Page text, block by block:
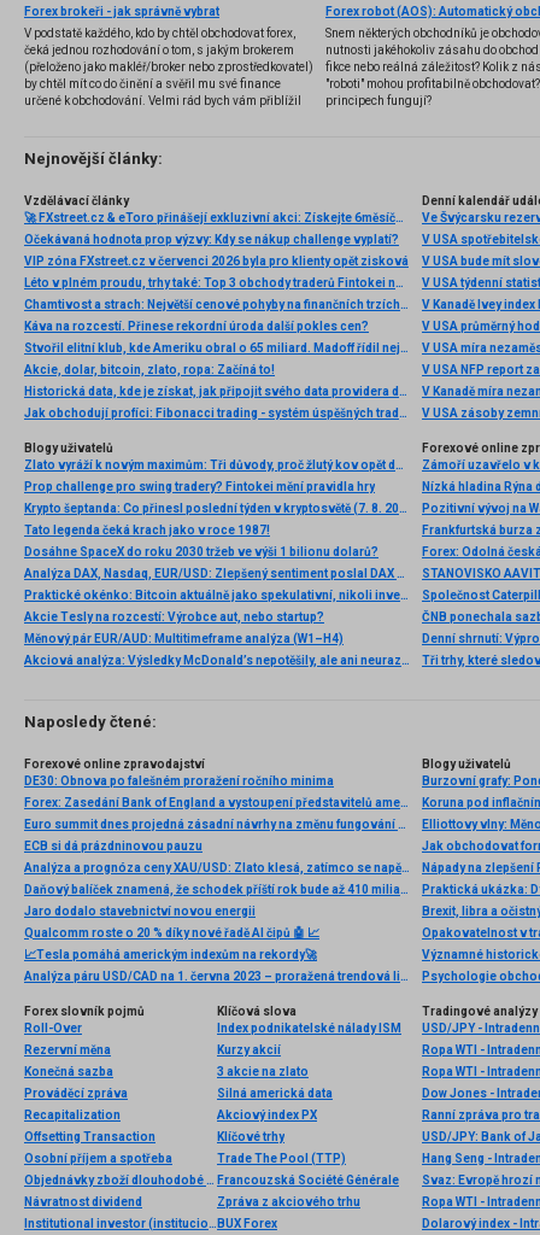
Forex brokeři - jak správně vybrat
V podstatě každého, kdo by chtěl obchodovat forex,
čeká jednou rozhodování o tom, s jakým brokerem
(přeloženo jako makléř/broker nebo zprostředkovatel)
by chtěl mít co do činění a svěřil mu své finance
určené k obchodování. Velmi rád bych vám přiblížil
několik příkladů nejznámějších z nich.
Snem některých obchodníků je
nutnosti jakéhokoliv zásahu do
fikce nebo reálná záležitost? Kolik z
"roboti" mohou profitabilně
principech fungují?
Nejnovější články:
Vzdělávací články
🚀 FXstreet.cz & eToro přinášejí exkluzivní akci: Získejte 6měsíční členství ve VIP zóně ZDARMA
Očekávaná hodnota prop výzvy: Kdy se nákup challenge vyplatí?
VIP zóna FXstreet.cz v červenci 2026 byla pro klienty opět zisková
Léto v plném proudu, trhy také: Top 3 obchody traderů Fintokei na indexech a zlatě
Chamtivost a strach: Největší cenové pohyby na finančních trzích (červenec 2026)
Káva na rozcestí. Přinese rekordní úroda další pokles cen?
Stvořil elitní klub, kde Ameriku obral o 65 miliard. Madoff řídil největší Ponzi dějin
Akcie, dolar, bitcoin, zlato, ropa: Začíná to!
Historická data, kde je získat, jak připojit svého data providera do MultiCharts a proč je budeme potřebovat? (4. díl)
Jak obchodují profíci: Fibonacci trading - systém úspěšných traderů
Denní kalendář
Ve Švýcarsku
V USA
V USA bude mít
V USA týdenní
V Kanadě Ivey index
V USA průměrný
V USA míra
V USA NFP report
V Kanadě míra
V USA zásoby
Blogy uživatelů
Zlato vyráží k novým maximům: Tři důvody, proč žlutý kov opět dominuje
Prop challenge pro swing tradery? Fintokei mění pravidla hry
Krypto šeptanda: Co přinesl poslední týden v kryptosvětě (7. 8. 2026)
Tato legenda čeká krach jako v roce 1987!
Dosáhne SpaceX do roku 2030 tržeb ve výši 1 bilionu dolarů?
Analýza DAX, Nasdaq, EUR/USD: Zlepšený sentiment poslal DAX na nová maxima
Praktické okénko: Bitcoin aktuálně jako spekulativní, nikoli investiční aktivum
Akcie Tesly na rozcestí: Výrobce aut, nebo startup?
Měnový pár EUR/AUD: Multitimeframe analýza (W1–H4)
Akciová analýza: Výsledky McDonald’s nepotěšily, ale ani neurazily. Jakou vizi společnost prezentovala?
Forexové online
Nízká hladina
Pozitivní vývoj na
Frankfurtská burza
Denní shrnutí:
Tři trhy, které
Naposledy čtené:
Forexové online zpravodajství
DE30: Obnova po falešném proražení ročního minima
Forex: Zasedání Bank of England a vystoupení představitelů amerického Fedu
Euro summit dnes projedná zásadní návrhy na změnu fungování měnové unie
ECB si dá prázdninovou pauzu
Analýza a prognóza ceny XAU/USD: Zlato klesá, zatímco se napětí mezi USA a Íránem snižuje
Daňový balíček znamená, že schodek příští rok bude až 410 miliard korun. Balíček, k němuž cestu otevírá „tištění miliard“ v podání Evropské centrální banky, se uhradí z peněz z fondu obnovy EU
Jaro dodalo stavebnictví novou energii
Qualcomm roste o 20 % díky nové řadě AI čipů 🤖 📈
📈Tesla pomáhá americkým indexům na rekordy🚀
Analýza páru USD/CAD na 1. června 2023 – proražená trendová linie a potenciál dalšího poklesu
Blogy uživatelů
Koruna pod
Elliottovy vlny:
Jak obchodovat
Nápady na
Praktická ukázka:
Brexit, libra a
Opakovatelnost v
Forex slovník pojmů
Roll-Over
Rezervní měna
Konečná sazba
Prováděcí zpráva
Recapitalization
Offsetting Transaction
Osobní příjem a spotřeba
Objednávky zboží dlouhodobé spotřeby
Návratnost dividend
Institutional investor (institucionální)
Klíčová slova
Index podnikatelské nálady ISM
Kurzy akcií
3 akcie na zlato
Silná americká data
Akciový index PX
Klíčové trhy
Trade The Pool (TTP)
Francouzská Société Générale
Zpráva z akciového trhu
BUX Forex
Tradingové analýzy
USD/JPY -
Ropa WTI -
Ropa WTI -
Dow Jones -
Ranní zpráva pro
USD/JPY: Bank of
Hang Seng -
Svaz: Evropě hrozí
Ropa WTI -
Dolarový index -